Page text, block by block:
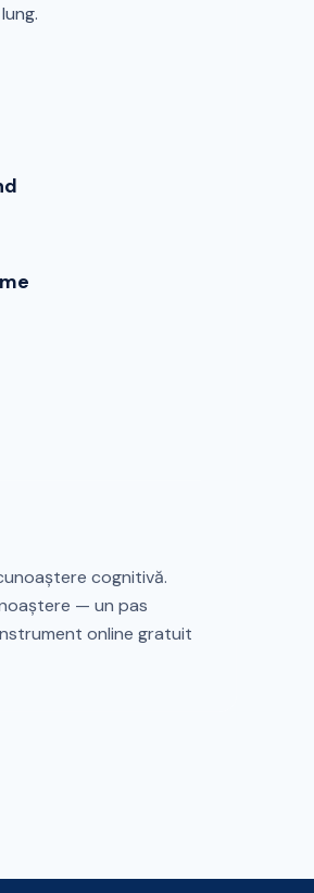
cognitivă.
— un pas
online gratuit